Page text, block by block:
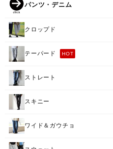
パンツ・デニム
クロップド
テーパード HOT
ストレート
スキニー
ワイド＆ガウチョ